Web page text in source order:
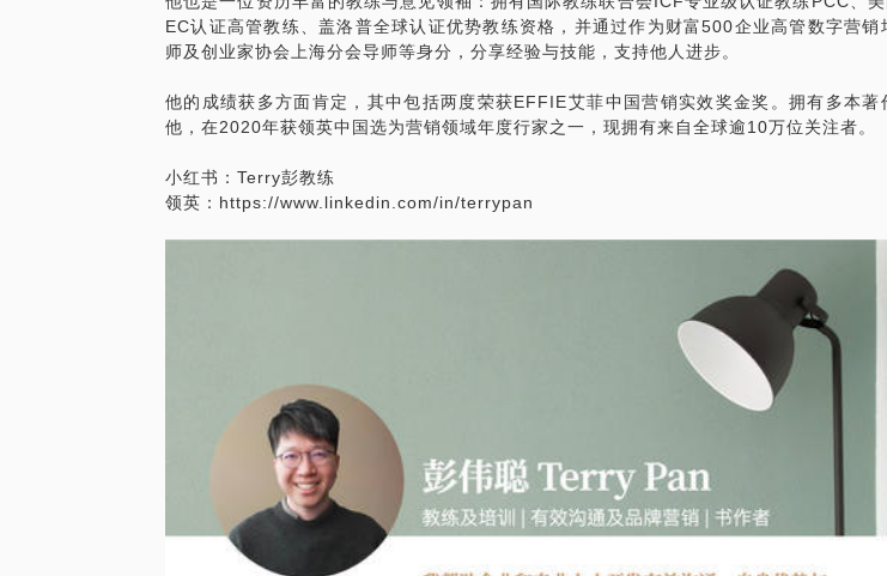
● 需要专业支持、在企业中负责营销传播计划的朋友
● 有营销传播需要的中小企业及创业家朋友
● 对市场上的营销传播理论以及对掌握判断标准感到不确定的朋友
【约谈成功后请注意】
● 为提高效率及价值，希望你的个性化问题清晰具体
● 为更具体了解问题，建议提前提供营销方案纲要以供参考
● 约谈为一对一限时形式，如需延时请按时间多拍或另议
EC认证高管教练、盖洛普全球认证优势教练资格，并通过作为财富500企业高管数字营销
师及创业家协会上海分会导师等身分，分享经验与技能，支持他人进步。
他的成绩获多方面肯定，其中包括两度荣获EFFIE艾菲中国营销实效奖金奖。拥有多本著
他，在2020年获领英中国选为营销领域年度行家之一，现拥有来自全球逾10万位关注者。
小红书：Terry彭教练
领英：https://www.linkedin.com/in/terrypan